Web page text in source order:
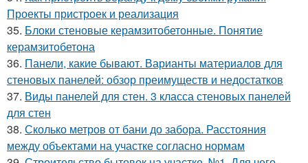
Проекты пристроек и реализация
35. Блоки стеновые керамзитобетонные. Понятие
керамзитобетона
36. Панели, какие бывают. Варианты материалов для
стеновых панелей: обзор преимуществ и недостатков
37. Виды панелей для стен. 3 класса стеновых панелей
для стен
38. Сколько метров от бани до забора. Расстояния
между объектами на участке согласно нормам